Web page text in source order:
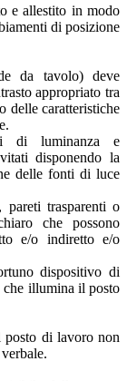
e allestito in modo
di posizione
da tavolo) deve
appropriato tra
delle caratteristiche
di luminanza e
disponendo la
delle fonti di luce
pareti trasparenti o
che possono
e/o indiretto e/o
dispositivo di
che illumina il posto
posto di lavoro non